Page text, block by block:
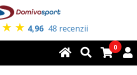
★ ★ 4,96 48 recenzii
0